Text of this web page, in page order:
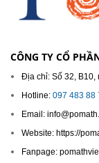
CÔNG TY CỔ
Địa chỉ: Số 32, B10,
Hotline: 097 483 88
Email:
Website: https://
Fanpage: